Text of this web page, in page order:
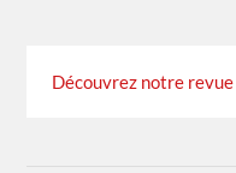
Découvrez notre revue